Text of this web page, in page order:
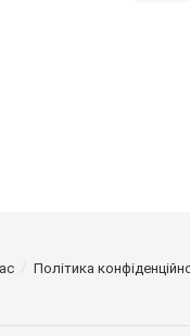
Політика